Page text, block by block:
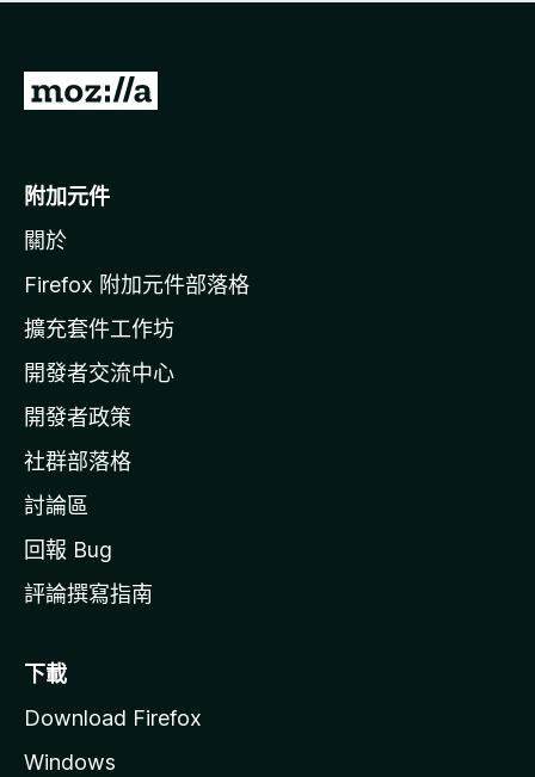
有
前
o
i
l
a
官
網
附加元件
關於
Firefox 附加元件部落格
擴充套件工作坊
開發者交流中心
開發者政策
社群部落格
討論區
回報 Bug
評論撰寫指南
下載
Download Firefox
Windows